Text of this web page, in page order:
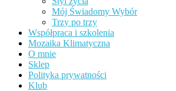
Mój Świadomy Wybór
Trzy po trzy
Współpraca i szkolenia
Mozaika Klimatyczna
O mnie
Sklep
Polityka prywatności
Klub